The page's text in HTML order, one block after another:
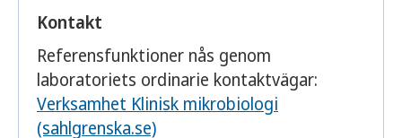
Kontakt
Referensfunktioner nås genom
laboratoriets ordinarie kontaktvägar:
Verksamhet Klinisk mikrobiologi
(sahlgrenska.se)